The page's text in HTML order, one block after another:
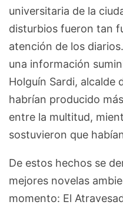
universitaria de la
disturbios fueron tan
atención de los diarios.
una información
Holguín Sardi, alcalde
habrían producido
entre la multitud,
sostuvieron que
De estos hechos se
mejores novelas
momento: El